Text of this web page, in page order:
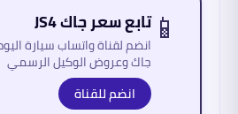
📱تابع سعر جاك JS4
انضم لقناة واتساب سيارة
جاك وعروض الوكيل الرسمي
انضم للقناة